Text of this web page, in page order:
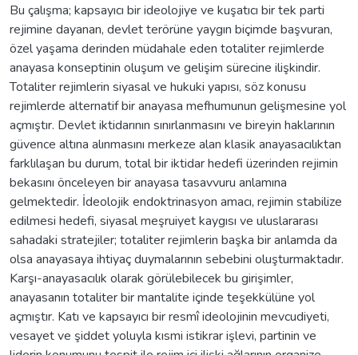
Bu çalışma; kapsayıcı bir ideolojiye ve kuşatıcı bir tek parti
rejimine dayanan, devlet terörüne yaygın biçimde başvuran,
özel yaşama derinden müdahale eden totaliter rejimlerde
anayasa konseptinin oluşum ve gelişim sürecine ilişkindir.
Totaliter rejimlerin siyasal ve hukuki yapısı, söz konusu
rejimlerde alternatif bir anayasa mefhumunun gelişmesine yol
açmıştır. Devlet iktidarının sınırlanmasını ve bireyin haklarının
güvence altına alınmasını merkeze alan klasik anayasacılıktan
farklılaşan bu durum, total bir iktidar hedefi üzerinden rejimin
bekasını önceleyen bir anayasa tasavvuru anlamına
gelmektedir. İdeolojik endoktrinasyon amacı, rejimin stabilize
edilmesi hedefi, siyasal meşruiyet kaygısı ve uluslararası
sahadaki stratejiler; totaliter rejimlerin başka bir anlamda da
olsa anayasaya ihtiyaç duymalarının sebebini oluşturmaktadır.
Karşı-anayasacılık olarak görülebilecek bu girişimler,
anayasanın totaliter bir mantalite içinde teşekkülüne yol
açmıştır. Katı ve kapsayıcı bir resmî ideolojinin mevcudiyeti,
vesayet ve şiddet yoluyla kısmi istikrar işlevi, partinin ve